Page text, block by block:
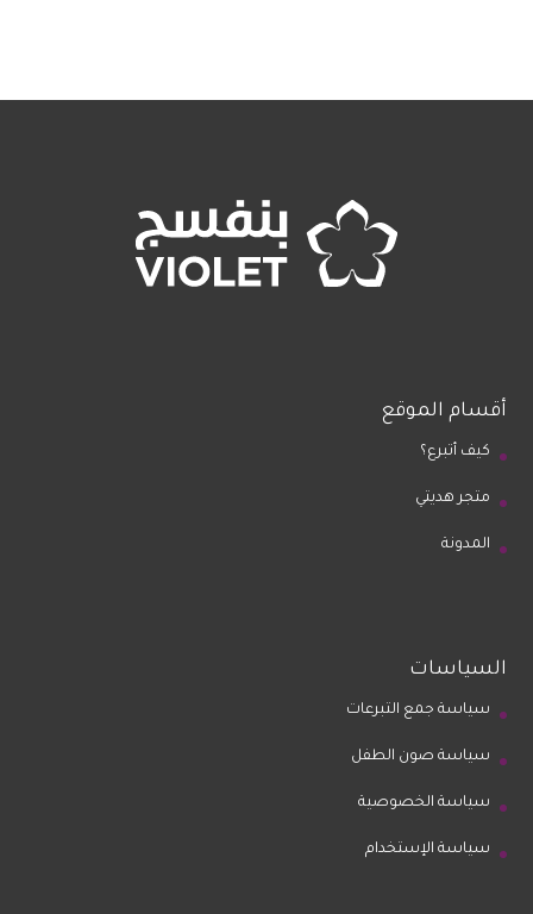
أقسام الموقع
كيف أتبرع؟
متجر هديتي
المدونة
السياسات
سياسة جمع التبرعات
سياسة صون الطفل
سياسة الخصوصية
سياسة الإستخدام